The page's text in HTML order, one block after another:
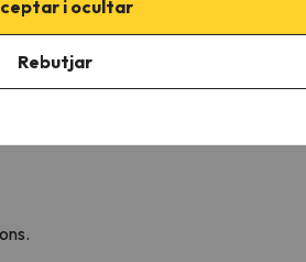
haureu de contactar amb
i ocultar
Rebutjar